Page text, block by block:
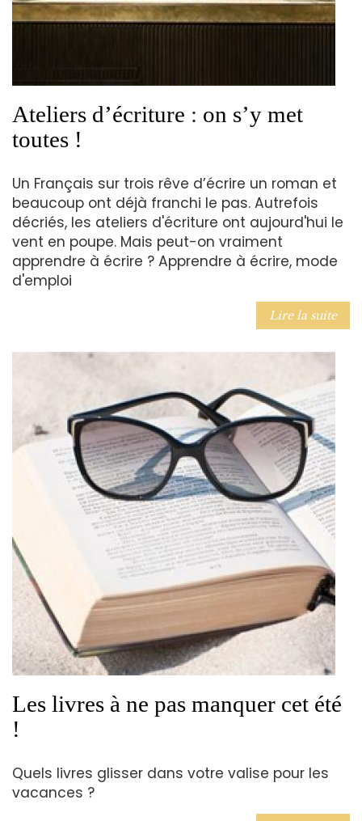
Ateliers d’écriture : on s’y met
toutes !
Un Français sur trois rêve d’écrire un roman et
beaucoup ont déjà franchi le pas. Autrefois
décriés, les ateliers d'écriture ont aujourd'hui le
vent en poupe. Mais peut-on vraiment
apprendre à écrire ? Apprendre à écrire, mode
d'emploi
Lire la suite
Les livres à ne pas manquer cet été
!
Quels livres glisser dans votre valise pour les
vacances ?